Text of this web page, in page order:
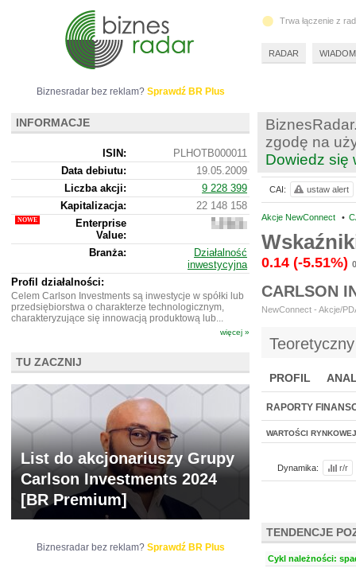
zgodę na
Dowiedz się
Akcje NewConnect •
0.14 (-5.51%)
CARLSON
NewConnect - Akcje/
PROFIL
BR LAB
RAPORTY
WARTOŚCI RYNKOWEJ
Dynamika: r/r
TENDENCJE
Cykl należności:
CAI: ustaw alert
Biznesradar bez reklam? Sprawdź BR Plus
INFORMACJE
ISIN:
PLHOTB000011
Data debiutu:
19.05.2009
Liczba akcji:
9 228 399
Kapitalizacja:
22 148 158
Enterprise
Value:
22
158
Branża:
Działalność
inwestycyjna
Profil działalności:
Celem Carlson Investments są inwestycje w spółki lub
przedsiębiorstwa o charakterze technologicznym,
charakteryzujące się innowacją produktową lub...
więcej »
TU ZACZNIJ
List do akcjonariuszy Grupy
Carlson Investments 2024
[BR Premium]
Biznesradar bez reklam? Sprawdź BR Plus
Trwa łączenie z
RADAR